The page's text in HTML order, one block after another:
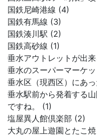
国鉄尼崎港線 (4)
国鉄有馬線 (3)
国鉄湊川駅 (2)
国鉄高砂線 (1)
垂水アウトレットが出
垂水のスーパーマーケ
垂水区（現西区）にあ
垂水駅前から発着する
ですね。 (1)
塩屋異人館倶楽部 (2)
大丸の屋上遊園とたこ